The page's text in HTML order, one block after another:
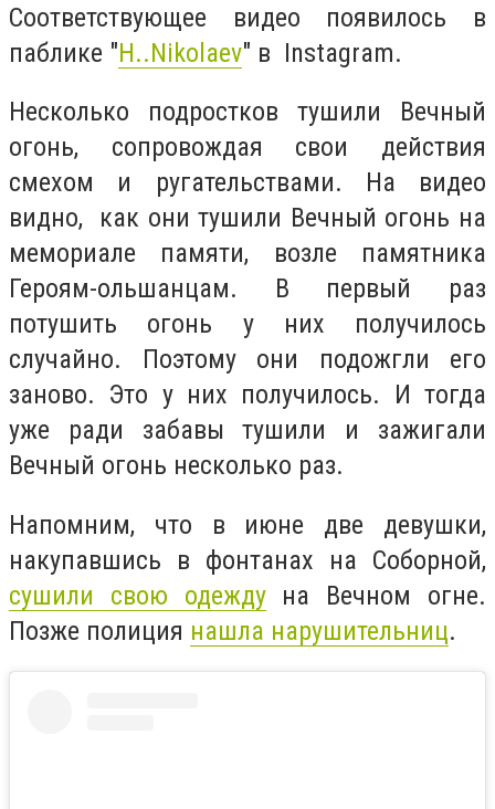
Соответствующее видео появилось в
паблике "H..Nikolaev" в Instagram.
Несколько подростков тушили Вечный
огонь, сопровождая свои действия
смехом и ругательствами. На видео
видно, как они тушили Вечный огонь на
мемориале памяти, возле памятника
Героям-ольшанцам. В первый раз
потушить огонь у них получилось
случайно. Поэтому они подожгли его
заново. Это у них получилось. И тогда
уже ради забавы тушили и зажигали
Вечный огонь несколько раз.
Напомним, что в июне две девушки,
накупавшись в фонтанах на Соборной,
сушили свою одеждуна Вечном огне.
Позже полиция нашла нарушительниц.